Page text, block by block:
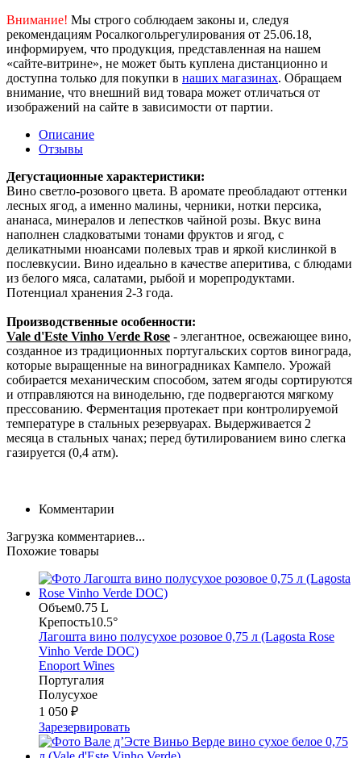
Внимание! Мы строго соблюдаем законы и, следуя
рекомендациям Росалкогольрегулирования от 25.06.18,
информируем, что продукция, представленная на нашем
«сайте-витрине», не может быть куплена дистанционно и
доступна только для покупки в наших магазинах. Обращаем
внимание, что внешний вид товара может отличаться от
изображений на сайте в зависимости от партии.
Описание
Отзывы
Дегустационные характеристики:
Вино светло-розового цвета. В аромате преобладают оттенки
лесных ягод, а именно малины, черники, нотки персика,
ананаса, минералов и лепестков чайной розы. Вкус вина
наполнен сладковатыми тонами фруктов и ягод, с
деликатными нюансами полевых трав и яркой кислинкой в
послевкусии. Вино идеально в качестве аперитива, с блюдами
из белого мяса, салатами, рыбой и морепродуктами.
Потенциал хранения 2-3 года.
Производственные особенности:
Vale d'Este Vinho Verde Rose - элегантное, освежающее вино,
созданное из традиционных португальских сортов винограда,
которые выращенные на виноградниках Кампело. Урожай
собирается механическим способом, затем ягоды сортируются
и отправляются на винодельню, где подвергаются мягкому
прессованию. Ферментация протекает при контролируемой
температуре в стальных резервуарах. Выдерживается 2
месяца в стальных чанах; перед бутилированием вино слегка
газируется (0,4 атм).
Комментарии
Загрузка комментариев...
Похожие товары
Объем0.75 L
Крепость10.5°
Лагошта вино полусухое розовое 0,75 л (Lagosta Rose
Vinho Verde DOC)
Enoport Wines
Португалия
Полусухое
1 050 ₽
Зарезервировать